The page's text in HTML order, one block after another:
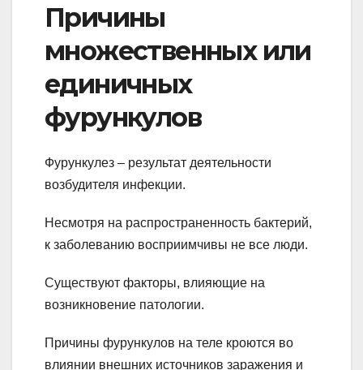
Причины
множественных или
единичных
фурункулов
Фурункулез – результат деятельности
возбудителя инфекции.
Несмотря на распространенность бактерий,
к заболеванию восприимчивы не все люди.
Существуют факторы, влияющие на
возникновение патологии.
Причины фурункулов на теле кроются во
влиянии внешних источников заражения и